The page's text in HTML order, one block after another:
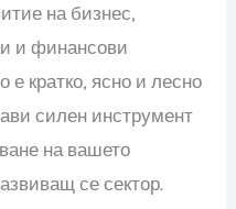
на бизнес,
и финансови
кратко, ясно и лесно
силен инструмент
на вашето
се сектор.